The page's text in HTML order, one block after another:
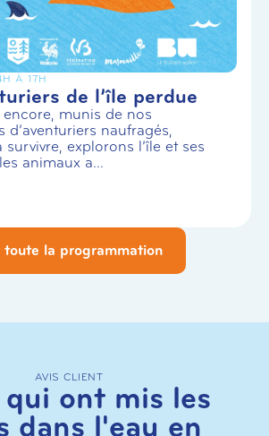
À 17H
de l’île perdue
encore, munis de nos
d’aventuriers naufragés,
explorons l’île et ses
animaux a...
toute la programmation
AVIS CLIENT
qui ont mis les
dans l'eau en